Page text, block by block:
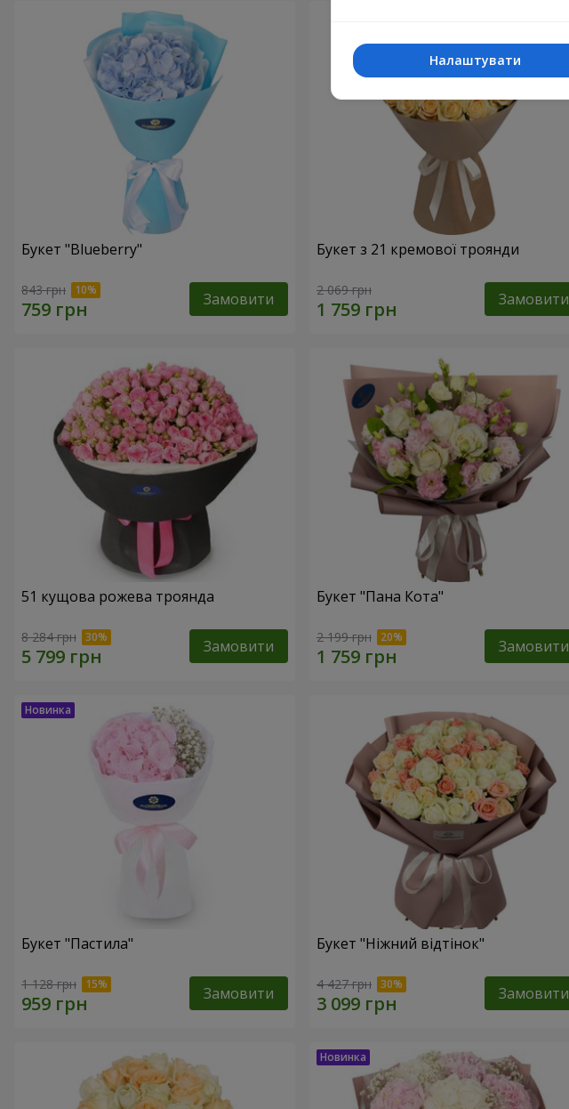
Букет "Blueberry"
843 грн Замовити
Букет з 21 кремової троянди
2 069 грн Замовити
51 кущова рожева троянда
8 284 грн Замовити
Букет "Пана Кота"
2 199 грн Замовити
Букет "Пастила"
1 128 грн Замовити
Букет "Ніжний відтінок"
4 427 грн Замовити
Налаштувати